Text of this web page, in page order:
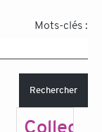
Mots-clés :
Rechercher